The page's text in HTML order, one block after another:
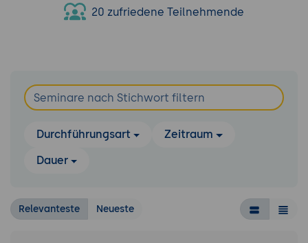
20 zufriedene Teilnehmende
Durchführungsart
Zeitraum
Dauer
Relevanteste Neueste